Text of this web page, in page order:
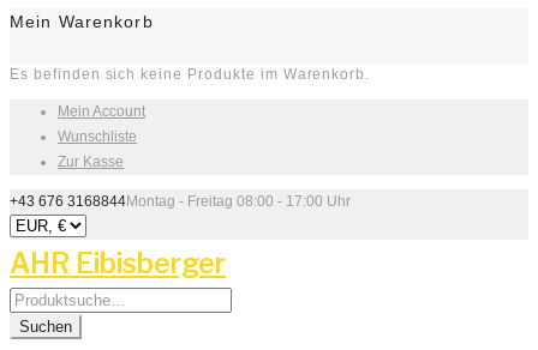
Mein Warenkorb
Es befinden sich keine Produkte im Warenkorb.
Mein Account
Wunschliste
Zur Kasse
+43 676 3168844Montag - Freitag 08:00 - 17:00 Uhr
AHR Eibisberger
Search
for:
Suchen